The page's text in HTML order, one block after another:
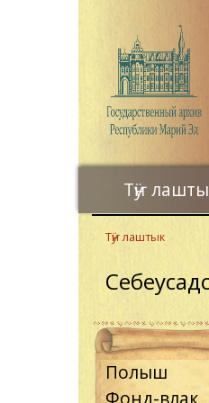
main
content
Тӱҥ
Тӱҥ лаштык
Полыш
Фонд-влак